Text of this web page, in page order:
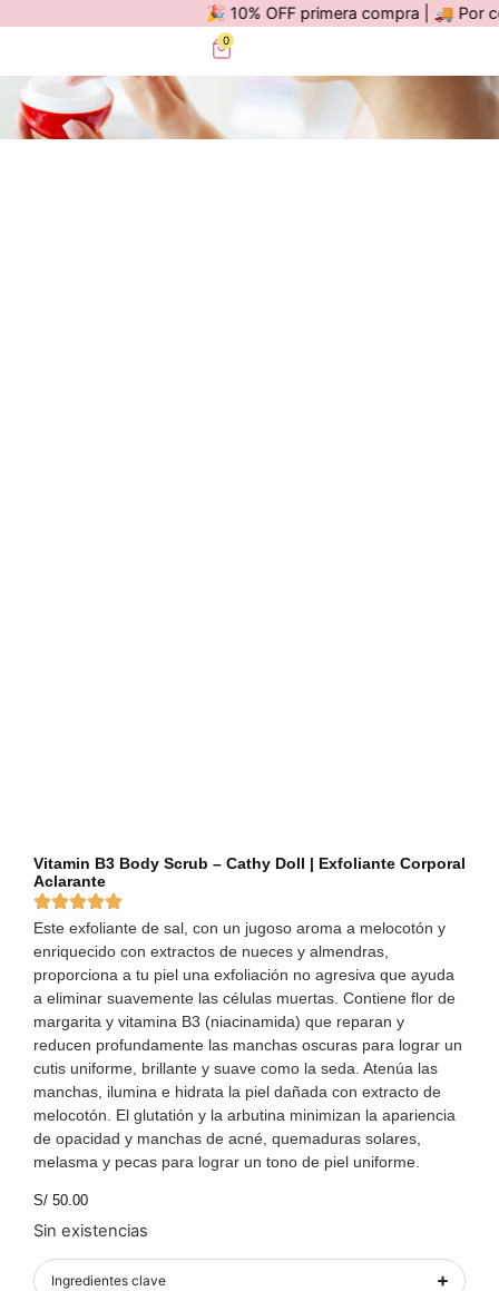
🎉 10% OFF primera compra | 🚚 Por
0
Vitamin B3 Body Scrub – Cathy Doll | Exfoliante Corporal
Aclarante
Este exfoliante de sal, con un jugoso aroma a melocotón y
enriquecido con extractos de nueces y almendras,
proporciona a tu piel una exfoliación no agresiva que ayuda
a eliminar suavemente las células muertas. Contiene flor de
margarita y vitamina B3 (niacinamida) que reparan y
reducen profundamente las manchas oscuras para lograr un
cutis uniforme, brillante y suave como la seda. Atenúa las
manchas, ilumina e hidrata la piel dañada con extracto de
melocotón. El glutatión y la arbutina minimizan la apariencia
de opacidad y manchas de acné, quemaduras solares,
melasma y pecas para lograr un tono de piel uniforme.
S/ 50.00
Sin existencias
Ingredientes clave